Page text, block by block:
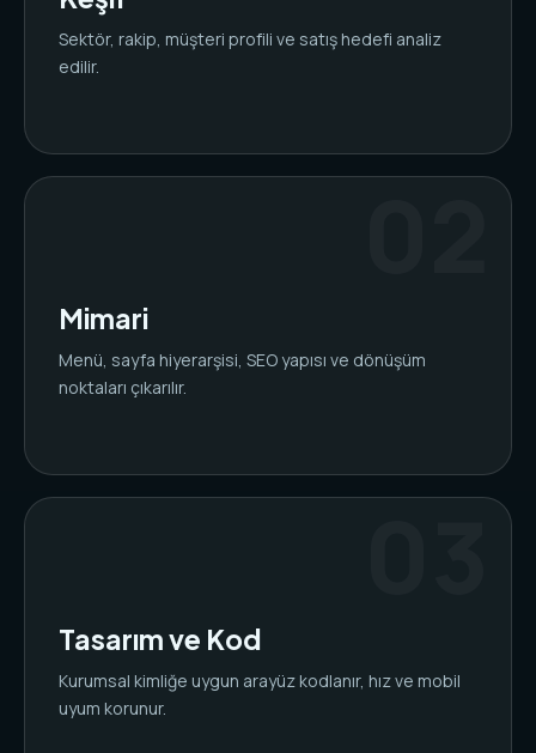
Sektör, rakip, müşteri profili ve satış hedefi analiz
edilir.
Mimari
Menü, sayfa hiyerarşisi, SEO yapısı ve dönüşüm
noktaları çıkarılır.
Tasarım ve Kod
Kurumsal kimliğe uygun arayüz kodlanır, hız ve mobil
uyum korunur.